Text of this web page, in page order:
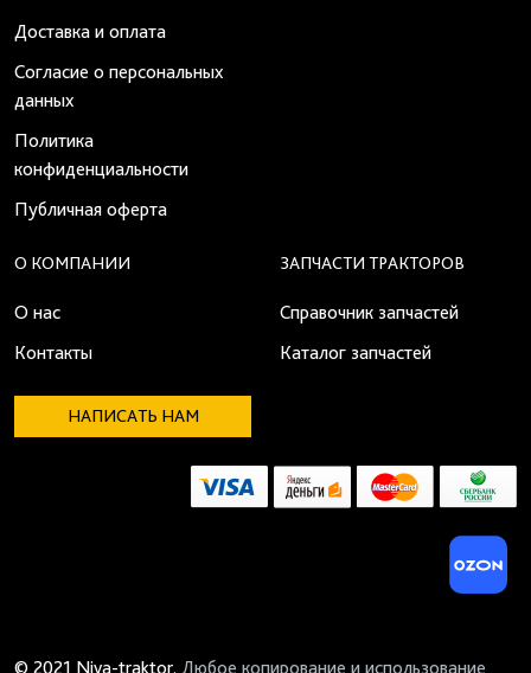
Доставка и оплата
Согласие о персональных
данных
Политика
конфиденциальности
Публичная оферта
О КОМПАНИИ
О нас
Контакты
ЗАПЧАСТИ ТРАКТОРОВ
Справочник запчастей
Каталог запчастей
НАПИСАТЬ НАМ
© 2021 Niva-traktor. Любое копирование и использование